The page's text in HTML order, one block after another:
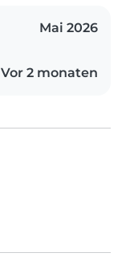
Mai 2026
Vor 2 monaten